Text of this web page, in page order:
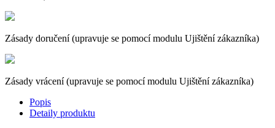
Zásady doručení (upravuje se pomocí modulu Ujištění zákazníka)
Zásady vrácení (upravuje se pomocí modulu Ujištění zákazníka)
Popis
Detaily produktu